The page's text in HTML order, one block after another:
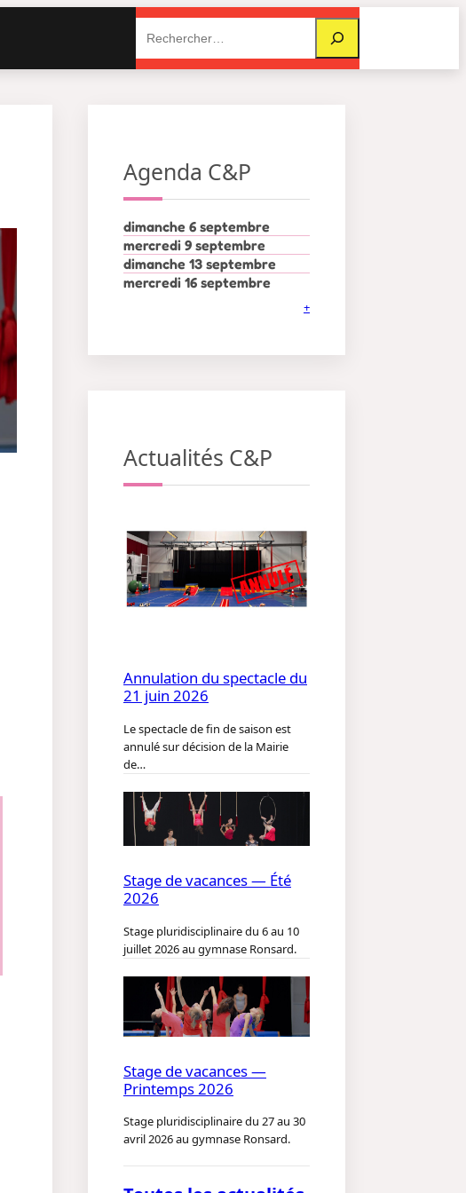
Rechercher
Agenda C&P
dimanche 6 septembre
mercredi 9 septembre
dimanche 13 septembre
mercredi 16 septembre
+
Actualités C&P
Annulation du spectacle du
21 juin 2026
Le spectacle de fin de saison est
annulé sur décision de la Mairie
de…
Stage de vacances — Été
2026
Stage pluridisciplinaire du 6 au 10
juillet 2026 au gymnase Ronsard.
Stage de vacances —
Printemps 2026
Stage pluridisciplinaire du 27 au 30
avril 2026 au gymnase Ronsard.